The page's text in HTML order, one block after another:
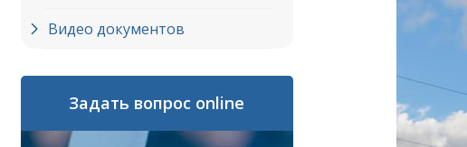
Видео документов
Задать вопрос online